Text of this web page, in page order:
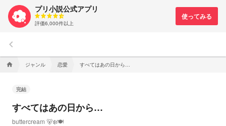
プリ小説公式アプリ
評価6,000件以上
keyboard_arrow_left
home ジャンル 恋愛 すべてはあの日から…
完結
すべてはあの日から…
buttercream 🐻‍❄️🍽